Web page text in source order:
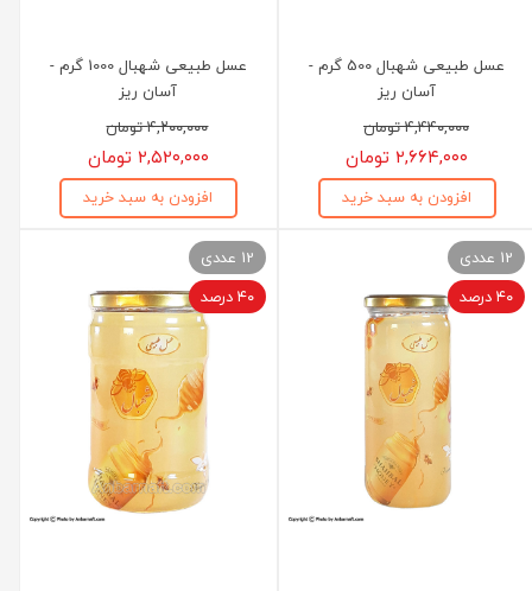
عسل طبیعی شهبال 500 گرم -
آسان ریز
۴,۴۴۰,۰۰۰ تومان
۲,۶۶۴,۰۰۰ تومان
افزودن به سبد خرید
عسل طبیعی شهبال 1000 گرم -
آسان ریز
۴,۲۰۰,۰۰۰ تومان
۲,۵۲۰,۰۰۰ تومان
افزودن به سبد خرید
12 عددی
۴۰ درصد
12 عددی
۴۰ درصد